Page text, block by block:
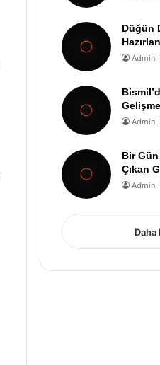
Düğün
Admin
Admin
Bir
Çıkan
Admin
Daha